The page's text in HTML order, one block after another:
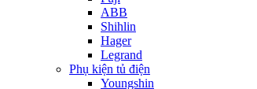
ABB
Shihlin
Hager
Legrand
Phụ kiện tủ điện
Youngshin